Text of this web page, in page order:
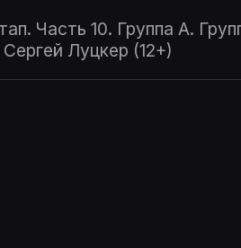
Часть 10. Группа A.
Луцкер (12+)